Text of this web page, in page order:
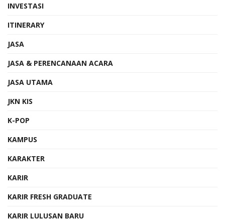
INVESTASI
ITINERARY
JASA
JASA & PERENCANAAN ACARA
JASA UTAMA
JKN KIS
K-POP
KAMPUS
KARAKTER
KARIR
KARIR FRESH GRADUATE
KARIR LULUSAN BARU